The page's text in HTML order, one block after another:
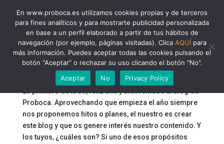
Propósito 2022: Salud dental en 6 pasos
Clínica Proboca|Jan 10, 2022|Consejo de Dentista
Proboca. Aprovechando que empieza el año siempre
nos proponemos hitos o planes, el nuestro es crear
este blog y que os genere interés nuestro contenido. Y
los tuyos, ¿cuáles son? Si uno de esos propósitos
En www.proboca.es utilizamos cookies propias y de terceros
para fines analíticos y para mostrarte publicidad personalizada
en base a un perfil elaborado a partir de tus hábitos de
navegación (por ejemplo, páginas visitadas). Clica AQUÍpara
más información. Puedes aceptar todas las cookies pulsando el
botón “Aceptar” o rechazar su uso clicando el botón "No".
Aceptar
No Privacy Policy